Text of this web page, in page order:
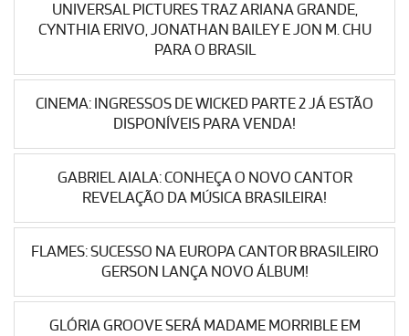
UNIVERSAL PICTURES TRAZ ARIANA GRANDE,
CYNTHIA ERIVO, JONATHAN BAILEY E JON M. CHU
PARA O BRASIL
CINEMA: INGRESSOS DE WICKED PARTE 2 JÁ ESTÃO
DISPONÍVEIS PARA VENDA!
GABRIEL AIALA: CONHEÇA O NOVO CANTOR
REVELAÇÃO DA MÚSICA BRASILEIRA!
FLAMES: SUCESSO NA EUROPA CANTOR BRASILEIRO
GERSON LANÇA NOVO ÁLBUM!
GLÓRIA GROOVE SERÁ MADAME MORRIBLE EM